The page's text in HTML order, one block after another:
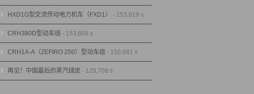
HXD1G型交流传动电力机车（FXD1） - 153,919 s
CRH380D型动车组 - 153,668 s
CRH1A-A（ZEFIRO 250）型动车组 - 150,881 s
再见！中国最后的蒸汽绿皮 - 129,709 s